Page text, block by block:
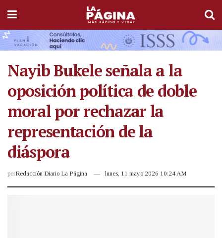
Nayib Bukele señala a la
oposición política de doble
moral por rechazar la
representación de la
diáspora
porRedacción Diario La Página lunes, 11 mayo 2026 10:24 AM